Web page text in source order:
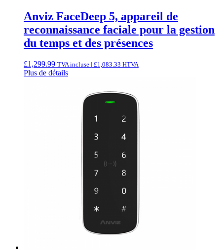
Anviz FaceDeep 5, appareil de
reconnaissance faciale pour la gestion
du temps et des présences
£1,299.99 TVA incluse | £1,083.33 HTVA
Plus de détails